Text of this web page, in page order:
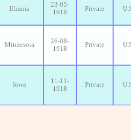
Illinois
23-05-
1918
Private
Minnesota
26-08-
1918
Private
Iowa
11-11-
1918
Private